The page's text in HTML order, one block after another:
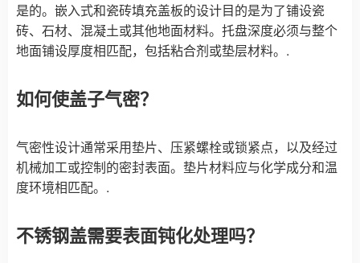
是的。嵌入式和瓷砖填充盖板的设计目的是为了铺设瓷
砖、石材、混凝土或其他地面材料。托盘深度必须与整个
地面铺设厚度相匹配，包括粘合剂或垫层材料。.
如何使盖子气密？
气密性设计通常采用垫片、压紧螺栓或锁紧点，以及经过
机械加工或控制的密封表面。垫片材料应与化学成分和温
度环境相匹配。.
不锈钢盖需要表面钝化处理吗？